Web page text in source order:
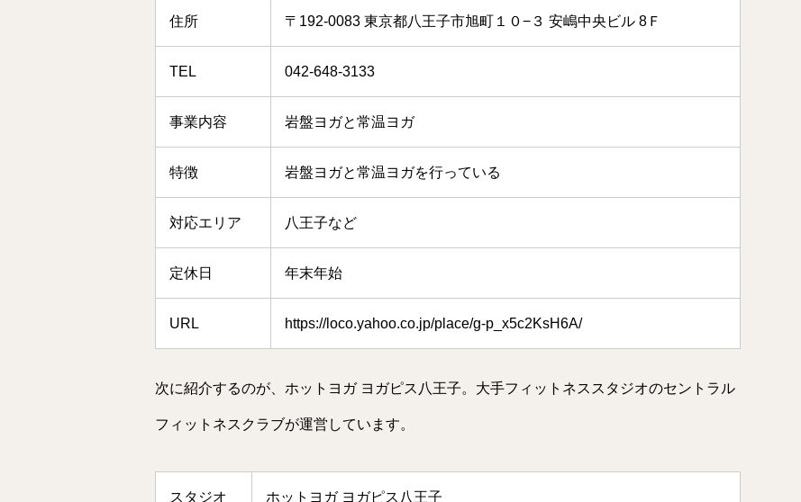
住所 〒192-0083 東京都八王子市旭町１０−３ 安嶋中央ビル 8Ｆ
TEL 042-648-3133
事業内容 岩盤ヨガと常温ヨガ
特徴 岩盤ヨガと常温ヨガを行っている
対応エリア 八王子など
定休日 年末年始
URL https://loco.yahoo.co.jp/place/g-p_x5c2KsH6A/
次に紹介するのが、ホットヨガ ヨガピス八王子。大手フィットネススタジオのセントラル
フィットネスクラブが運営しています。
スタジオ ホットヨガ ヨガピス八王子